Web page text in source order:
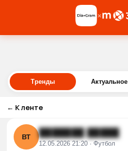
×
Тренды Актуальное
← К ленте
ВТ ███████ █████
12.05.2026 21:20 · Футбол